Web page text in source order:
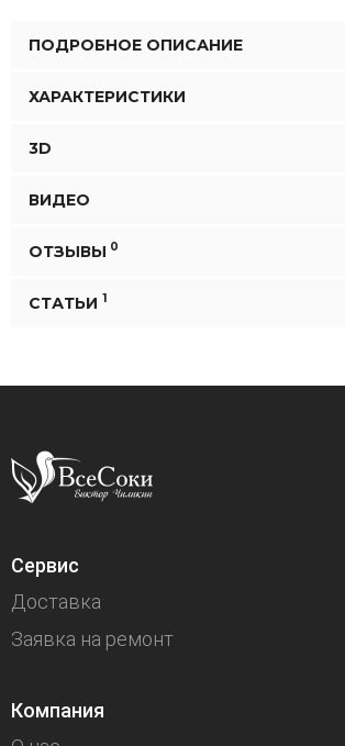
ПОДРОБНОЕ ОПИСАНИЕ
ХАРАКТЕРИСТИКИ
3D
ВИДЕО
ОТЗЫВЫ 0
СТАТЬИ 1
Сервис
Доставка
Заявка на ремонт
Компания